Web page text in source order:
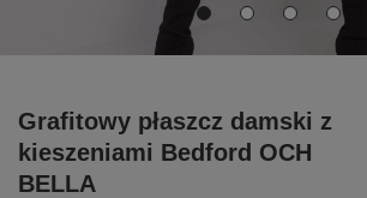
Grafitowy płaszcz damski z
kieszeniami Bedford OCH
BELLA